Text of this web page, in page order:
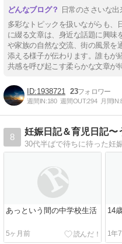
日常のささいな
多彩なトピックを扱いながらも、
に綴る文章は、身近な話題に興味
や家族の自然な交流、街の風景を
添える様子が伝わります。誰もが
共感を呼び起こす柔らかな文章が
1938721 23
週間IN:180 週間OUT:294 月間IN:
8
妊娠日記＆育児日記〜
あっという間の中学校生活
5ヶ月前
14
1年